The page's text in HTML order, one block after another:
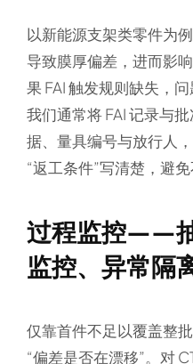
以新能源支架类零件为
导致膜厚偏差，进而影
果 FAI 触发规则缺失，
我们通常将 FAI 记录与
据、量具编号与放行人
“返工条件”写清楚，避
过程监控——
监控、异常隔
仅靠首件不足以覆盖整
“偏差是否在漂移”。对